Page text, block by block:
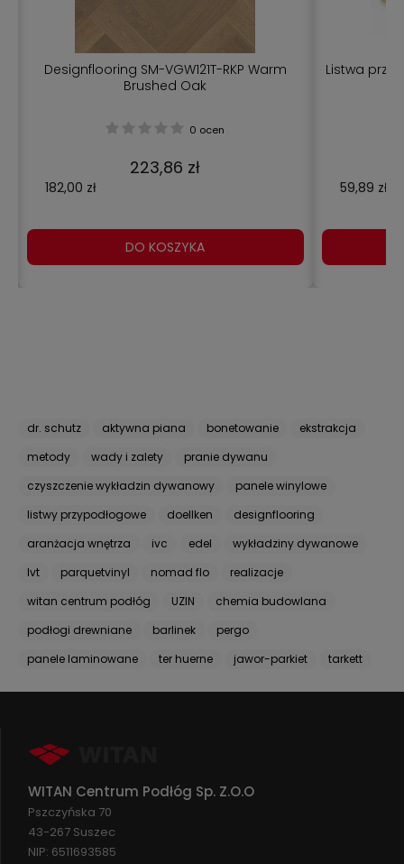
Designflooring SM-VGW121T-RKP Warm
Brushed Oak
0 ocen
223,86 zł
182,00 zł
DO KOSZYKA
Listwa
59,89 zł
dr. schutz aktywna piana bonetowanie
ekstrakcja
metody
wady i zalety
pranie dywanu
czyszczenie wykładzin dywanowy
panele winylowe
listwy przypodłogowe
doellken
designflooring
aranżacja wnętrza
ivc edel
wykładziny dywanowe
lvt
parquetvinyl nomad flo
realizacje
witan centrum podłóg
UZIN
chemia budowlana
podłogi drewniane
barlinek
pergo
panele laminowane
ter huerne jawor-parkiet tarkett
WITAN Centrum Podłóg Sp. Z.O.O
Pszczyńska 70
43-267 Suszec
NIP: 6511693585